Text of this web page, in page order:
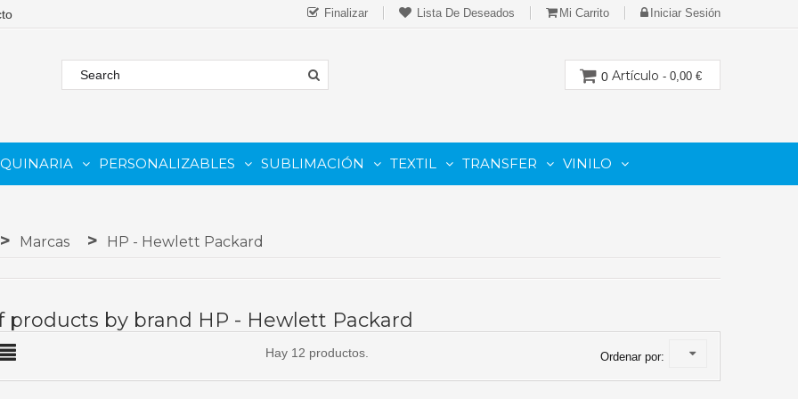
Finalizar Lista De Deseados Mi Carrito Iniciar Sesión
Artículo - 0,00 €
0
PERSONALIZABLES SUBLIMACIÓN TEXTIL TRANSFER VINILO
Marcas HP - Hewlett Packard
products by brand HP - Hewlett Packard
Hay 12 productos. Ordenar por: